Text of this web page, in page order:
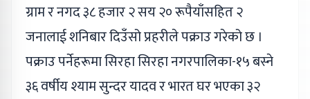
ग्राम र नगद ३८ हजार २ सय २० रूपैयाँसहित २
जनालाई शनिबार दिउँसो प्रहरीले पक्राउ गरेको छ ।
पक्राउ पर्नेहरूमा सिरहा सिरहा नगरपालिका-१५ बस्ने
३६ वर्षीय श्याम सुन्दर यादव र भारत घर भएका ३२